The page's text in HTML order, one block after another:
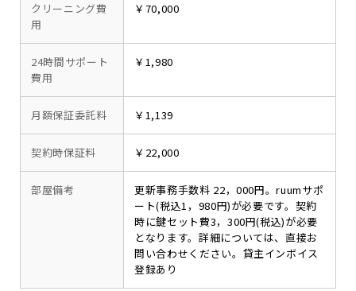
クリーニング費
用
￥70,000
24時間サポート
費用
￥1,980
月額保証委託料 ￥1,139
契約時保証料 ￥22,000
部屋備考
更新事務手数料 22，000円。ruumサポ
ート(税込1，980円)が必要です。契約
時に鍵セット費3，300円(税込)が必要
となります。詳細については、直接お
問い合わせください。貸主インボイス
登録あり